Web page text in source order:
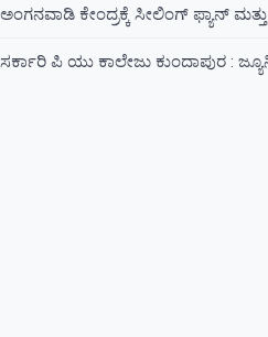
ಅಂಗನವಾಡಿ ಕೇಂದ್ರಕ್ಕೆ ಸೀಲಿಂಗ್ ಫ್ಯಾನ್
ಸರ್ಕಾರಿ ಪಿ ಯು ಕಾಲೇಜು ಕುಂದಾಪುರ :